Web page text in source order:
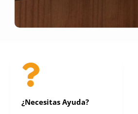

¿Necesitas Ayuda?